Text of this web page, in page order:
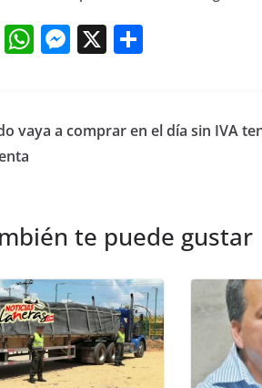
F
k
W
s
M
e
X
e
vaya a comprar en el día sin IVA
te puede gustar